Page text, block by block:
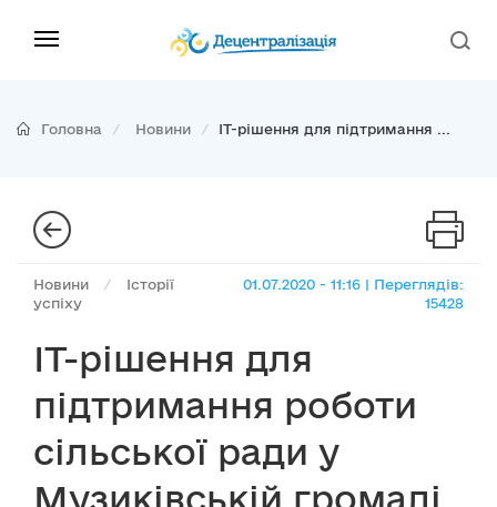
Головна Новини ІТ-рішення для підтримання ...
Новини /
Історії
успіху
01.07.2020 - 11:16 | Переглядів:
15428
ІТ-рішення для
підтримання роботи
сільської ради у
Музиківській громаді